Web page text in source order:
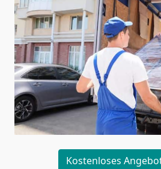
Kostenloses